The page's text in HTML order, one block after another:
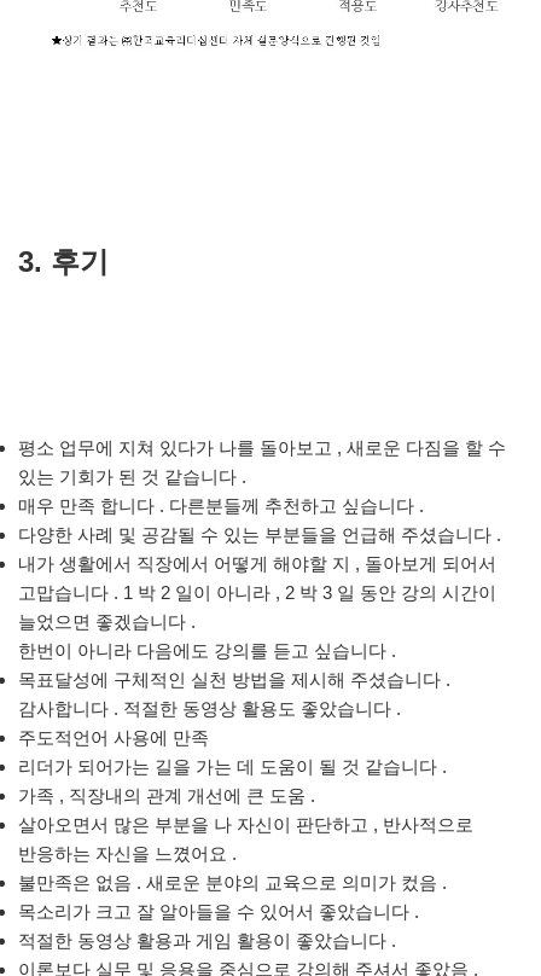
3. 후기
평소 업무에 지쳐 있다가 나를 돌아보고 , 새로운 다짐을 할 수
있는 기회가 된 것 같습니다 .
매우 만족 합니다 . 다른분들께 추천하고 싶습니다 .
다양한 사례 및 공감될 수 있는 부분들을 언급해 주셨습니다 .
내가 생활에서 직장에서 어떻게 해야할 지 , 돌아보게 되어서
고맙습니다 . 1 박 2 일이 아니라 , 2 박 3 일 동안 강의 시간이
늘었으면 좋겠습니다 .
한번이 아니라 다음에도 강의를 듣고 싶습니다 .
목표달성에 구체적인 실천 방법을 제시해 주셨습니다 .
감사합니다 . 적절한 동영상 활용도 좋았습니다 .
주도적언어 사용에 만족
리더가 되어가는 길을 가는 데 도움이 될 것 같습니다 .
가족 , 직장내의 관계 개선에 큰 도움 .
살아오면서 많은 부분을 나 자신이 판단하고 , 반사적으로
반응하는 자신을 느꼈어요 .
불만족은 없음 . 새로운 분야의 교육으로 의미가 컸음 .
목소리가 크고 잘 알아들을 수 있어서 좋았습니다 .
적절한 동영상 활용과 게임 활용이 좋았습니다 .
이론보다 실무 및 응용을 중심으로 강의해 주셔서 좋았음 .